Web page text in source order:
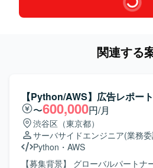
関連する
【Python/AWS】広告レポー
〜600,000円/月
渋谷区（東京都）
サーバサイドエンジニア(業務
Python ・ AWS
【募集背景】 グローバルパート